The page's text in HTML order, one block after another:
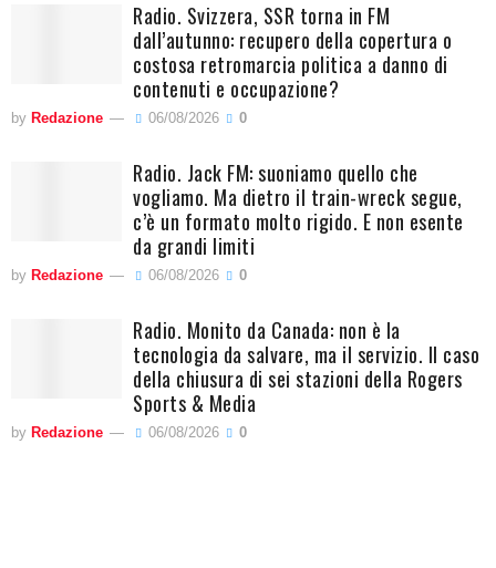
Radio. Svizzera, SSR torna in FM
dall’autunno: recupero della copertura o
costosa retromarcia politica a danno di
contenuti e occupazione?
by Redazione 06/08/2026 0
Radio. Jack FM: suoniamo quello che
vogliamo. Ma dietro il train-wreck segue,
c’è un formato molto rigido. E non esente
da grandi limiti
by Redazione 06/08/2026 0
Radio. Monito da Canada: non è la
tecnologia da salvare, ma il servizio. Il caso
della chiusura di sei stazioni della Rogers
Sports & Media
by Redazione 06/08/2026 0